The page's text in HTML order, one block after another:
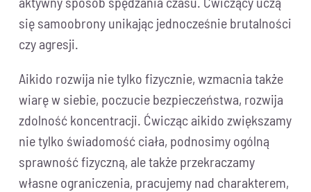
się samoobrony unikając jednocześnie brutalności
czy agresji.
Aikido rozwija nie tylko fizycznie, wzmacnia także
wiarę w siebie, poczucie bezpieczeństwa, rozwija
zdolność koncentracji. Ćwicząc aikido zwiększamy
nie tylko świadomość ciała, podnosimy ogólną
sprawność fizyczną, ale także przekraczamy
własne ograniczenia, pracujemy nad charakterem,